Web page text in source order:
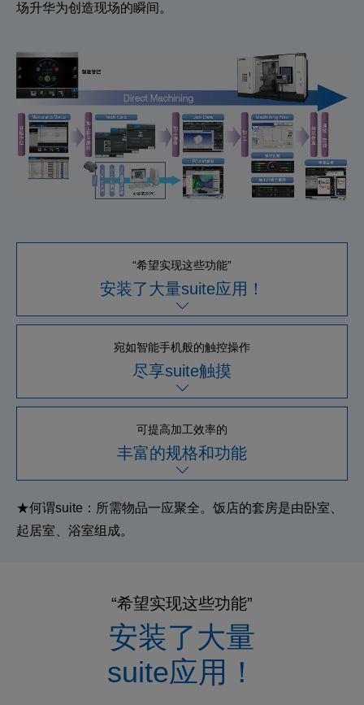
场升华为创造现场的瞬间。
“希望实现这些功能”
安装了大量suite应用！
宛如智能手机般的触控操作
尽享suite触摸
可提高加工效率的
丰富的规格和功能
★何谓suite：所需物品一应聚全。饭店的套房是由卧室、
起居室、浴室组成。
“希望实现这些功能”
安装了大量
suite应用！